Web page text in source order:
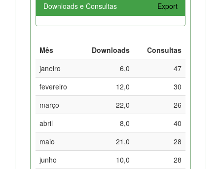
Downloads e Consultas Export
Mês Downloads
Consultas
janeiro
6,0
47
fevereiro
12,0
30
março
22,0
26
abril
8,0
40
maio
21,0
28
junho
10,0
28